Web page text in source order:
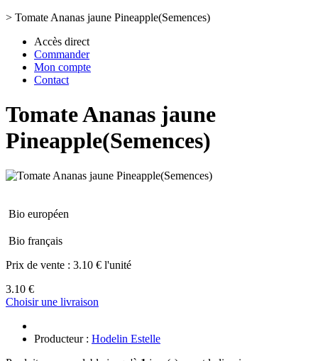
> Tomate Ananas jaune Pineapple(Semences)
Accès direct
Commander
Mon compte
Contact
Tomate Ananas jaune
Pineapple(Semences)
Bio européen
Bio français
Prix de vente : 3.10 € l'unité
3.10 €
Choisir une livraison
Producteur : Hodelin Estelle